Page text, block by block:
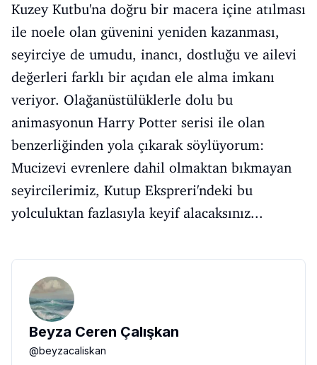
Kuzey Kutbu'na doğru bir macera içine atılması
ile noele olan güvenini yeniden kazanması,
seyirciye de umudu, inancı, dostluğu ve ailevi
değerleri farklı bir açıdan ele alma imkanı
veriyor. Olağanüstülüklerle dolu bu
animasyonun Harry Potter serisi ile olan
benzerliğinden yola çıkarak söylüyorum:
Mucizevi evrenlere dahil olmaktan bıkmayan
seyircilerimiz, Kutup Ekspreri'ndeki bu
yolculuktan fazlasıyla keyif alacaksınız...
Beyza Ceren Çalışkan
@beyzacaliskan